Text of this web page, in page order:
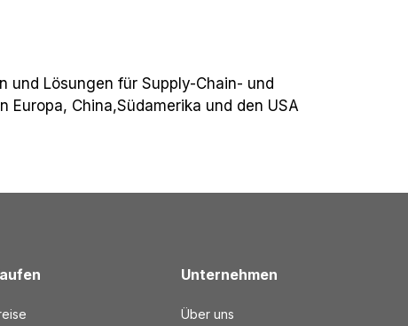
und Lösungen für Supply-Chain- und
China,Südamerika und den USA
Unternehmen
Über uns